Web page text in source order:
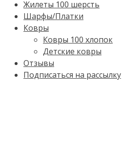
Жилеты 100 шерсть
Шарфы/Платки
Ковры
Ковры 100 хлопок
Детские ковры
Отзывы
Подписаться на рассылку